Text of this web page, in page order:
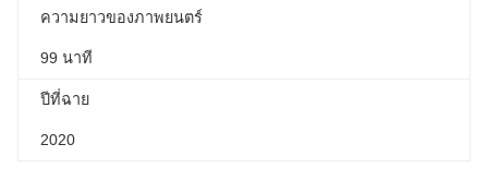
ความยาวของภาพยนตร์
99 นาที
ปีที่ฉาย
2020